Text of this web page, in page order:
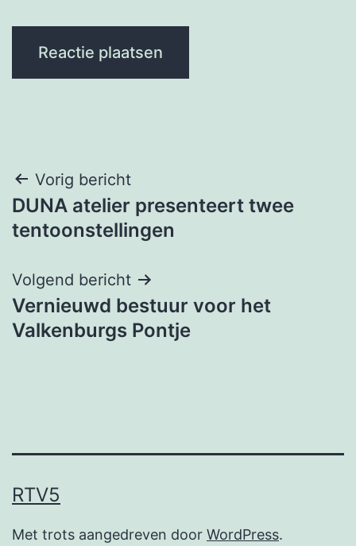
Bericht
navigatie
Vorig bericht
DUNA atelier presenteert twee
tentoonstellingen
Volgend bericht
Vernieuwd bestuur voor het
Valkenburgs Pontje
RTV5
Met trots aangedreven door WordPress.